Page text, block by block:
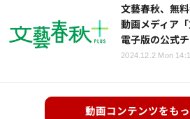
文藝春秋、無
動画メディア
電子版の公式
2024.12.2 Mon
動画コンテンツをも